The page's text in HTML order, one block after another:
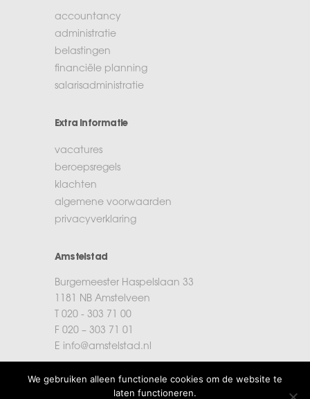
accountancy
administratie
belastingen
financiële planning
salarisadministratie
Extra informatie
vacatures
beroepsregels
klachten
algemene voorwaarden
privacyverklaring
Amstelstad
Burgemeester Haspelslaan 33
1181 NB Amstelveen
T 020 - 303 71 00
F 020 – 303 71 01
E info@amstelstad.nl
We gebruiken alleen functionele cookies om de website te
laten functioneren.